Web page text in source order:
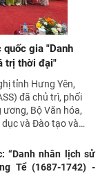
gia "Danh
trị thời đại"
tỉnh Hưng Yên,
đã chủ trì, phối
ương, Bộ Văn hóa,
dục và Đào tạo và…
“Danh nhân lịch sử
Tể (1687-1742) -